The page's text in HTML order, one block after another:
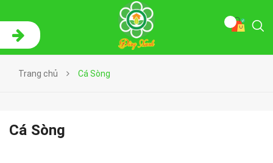
Trang chủ Cá Sòng
Cá Sòng